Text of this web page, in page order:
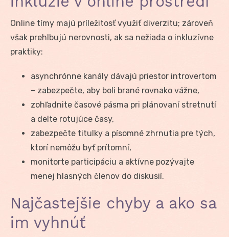
Online tímy majú príležitosť využiť diverzitu; zároveň
však prehlbujú nerovnosti, ak sa nežiada o inkluzívne
praktiky:
asynchrónne kanály dávajú priestor introvertom
– zabezpečte, aby boli brané rovnako vážne,
zohľadnite časové pásma pri plánovaní stretnutí
a delte rotujúce časy,
zabezpečte titulky a písomné zhrnutia pre tých,
ktorí nemôžu byť prítomní,
monitorte participáciu a aktívne pozývajte
menej hlasných členov do diskusií.
Najčastejšie chyby a ako sa
im vyhnúť